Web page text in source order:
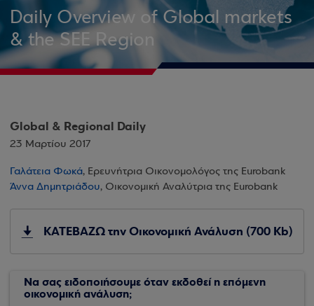
Daily Overview of Global markets
& the SEE Region
Global & Regional Daily
23 Μαρτίου 2017
Γαλάτεια Φωκά, Ερευνήτρια Οικονομολόγος της Eurobank
Άννα Δημητριάδου, Οικονομική Αναλύτρια της Eurobank
ΚΑΤΕΒΑΖΩ την Οικονομική Ανάλυση (700 Kb)
Να σας ειδοποιήσουμε όταν εκδοθεί η επόμενη
οικονομική ανάλυση;